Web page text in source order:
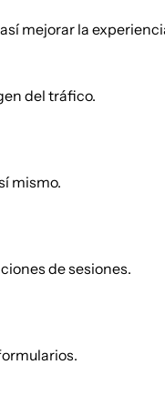
mejorar la
del tráfico.
mismo.
de sesiones.